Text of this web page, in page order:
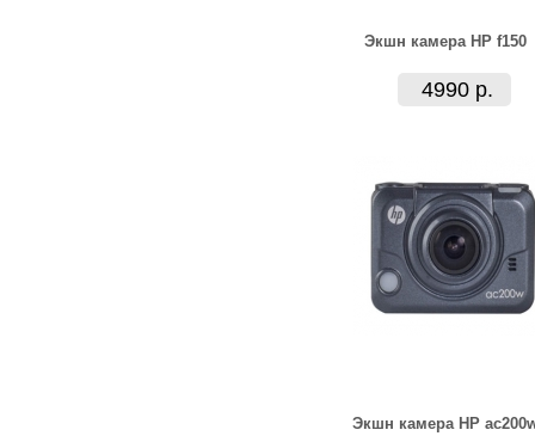
Экшн камера HP f150
4990 р.
Экшн камера HP